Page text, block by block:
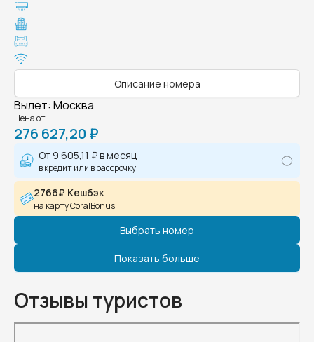
Описание номера
Вылет: Москва
Цена от
276 627,20 ₽
От 9 605,11 ₽в месяц
в кредит или в рассрочку
2766₽ Кешбэк
на карту CoralBonus
Выбрать номер
Показать больше
Отзывы туристов